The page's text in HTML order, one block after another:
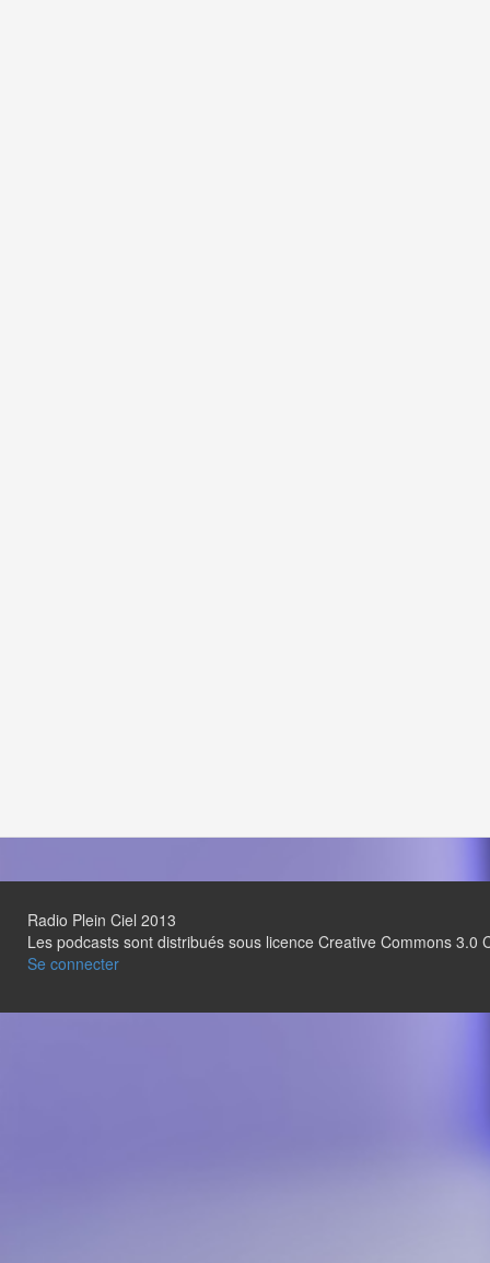
Radio Plein Ciel 2013
Les podcasts sont distribués sous licence Creative Commons 3.0
Se connecter